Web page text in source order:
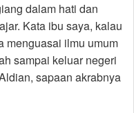
dalam hati dan
Kata ibu saya, kalau
menguasai ilmu umum
sampai keluar negeri
sapaan akrabnya